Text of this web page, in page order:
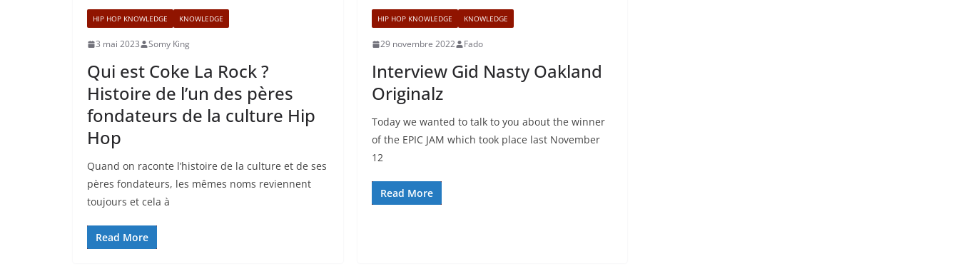
HIP HOP KNOWLEDGE KNOWLEDGE
3 mai 2023 Somy King
Qui est Coke La Rock ?
Histoire de l’un des pères
fondateurs de la culture Hip
Hop
Quand on raconte l’histoire de la culture et de ses
pères fondateurs, les mêmes noms reviennent
toujours et cela à
Read More
HIP HOP KNOWLEDGE KNOWLEDGE
29 novembre 2022 Fado
Interview Gid Nasty Oakland
Originalz
Today we wanted to talk to you about the winner
of the EPIC JAM which took place last November
12
Read More